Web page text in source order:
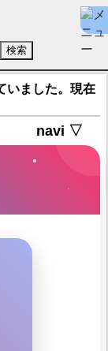
風景)【戦国
いました。現在
navi ▽